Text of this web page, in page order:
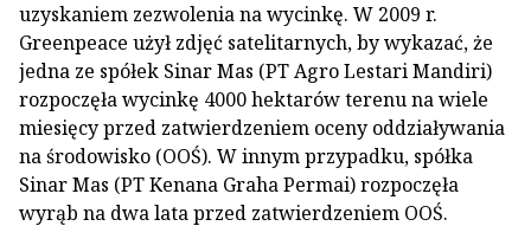
uzyskaniem zezwolenia na wycinkę. W 2009 r.
Greenpeace użył zdjęć satelitarnych, by wykazać, że
jedna ze spółek Sinar Mas (PT Agro Lestari Mandiri)
rozpoczęła wycinkę 4000 hektarów terenu na wiele
miesięcy przed zatwierdzeniem oceny oddziaływania
na środowisko (OOŚ). W innym przypadku, spółka
Sinar Mas (PT Kenana Graha Permai) rozpoczęła
wyrąb na dwa lata przed zatwierdzeniem OOŚ.